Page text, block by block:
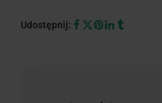
Udostępnij: